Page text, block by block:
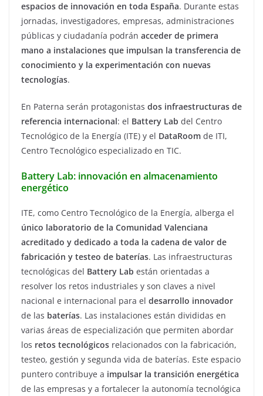
espacios de innovación en toda España. Durante estas
jornadas, investigadores, empresas, administraciones
públicas y ciudadanía podrán acceder de primera
mano a instalaciones que impulsan la transferencia de
conocimiento y la experimentación con nuevas
tecnologías.
En Paterna serán protagonistas dos infraestructuras de
referencia internacional: el Battery Lab del Centro
Tecnológico de la Energía (ITE) y el DataRoom de ITI,
Centro Tecnológico especializado en TIC.
Battery Lab: innovación en almacenamiento
energético
ITE, como Centro Tecnológico de la Energía, alberga el
único laboratorio de la Comunidad Valenciana
acreditado y dedicado a toda la cadena de valor de
fabricación y testeo de baterías. Las infraestructuras
tecnológicas del Battery Lab están orientadas a
resolver los retos industriales y son claves a nivel
nacional e internacional para el desarrollo innovador
de las baterías. Las instalaciones están divididas en
varias áreas de especialización que permiten abordar
los retos tecnológicos relacionados con la fabricación,
testeo, gestión y segunda vida de baterías. Este espacio
puntero contribuye a impulsar la transición energética
de las empresas y a fortalecer la autonomía tecnológica